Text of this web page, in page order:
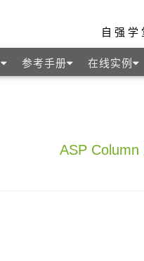
自强
参考手册 在线实例
ASP Column